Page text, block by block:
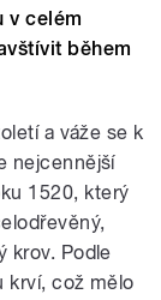
v celém
během
a váže se k
nejcennější
1520, který
krov. Podle
krví, což mělo